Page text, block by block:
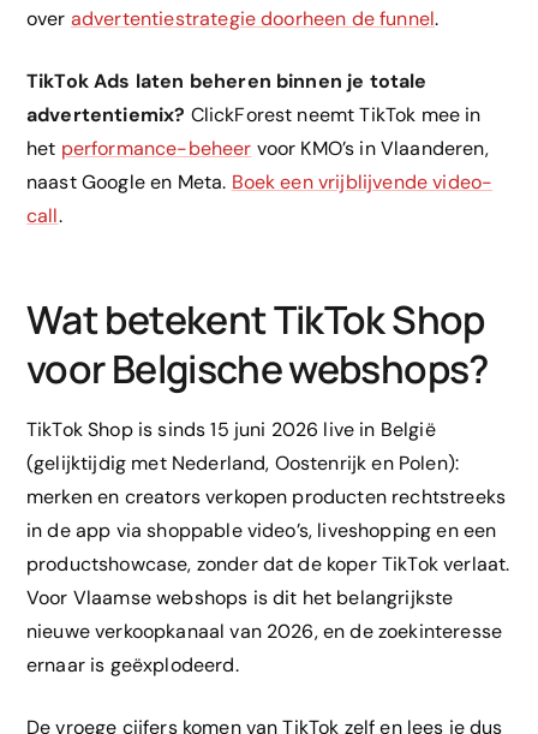
over advertentiestrategie doorheen de funnel.
TikTok Ads laten beheren binnen je totale
advertentiemix? ClickForest neemt TikTok mee in
het performance-beheer voor KMO’s in Vlaanderen,
naast Google en Meta. Boek een vrijblijvende video-
call.
Wat betekent TikTok Shop
voor Belgische webshops?
TikTok Shop is sinds 15 juni 2026 live in België
(gelijktijdig met Nederland, Oostenrijk en Polen):
merken en creators verkopen producten rechtstreeks
in de app via shoppable video’s, liveshopping en een
productshowcase, zonder dat de koper TikTok verlaat.
Voor Vlaamse webshops is dit het belangrijkste
nieuwe verkoopkanaal van 2026, en de zoekinteresse
ernaar is geëxplodeerd.
De vroege cijfers komen van TikTok zelf en lees je dus